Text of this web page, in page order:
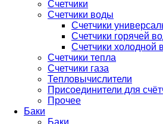
Счетчики
Счетчики воды
Счетчики
Счетчики горячей
Счетчики холодной
Счетчики тепла
Счетчики газа
Тепловычислители
Присоединители для
Прочее
Баки